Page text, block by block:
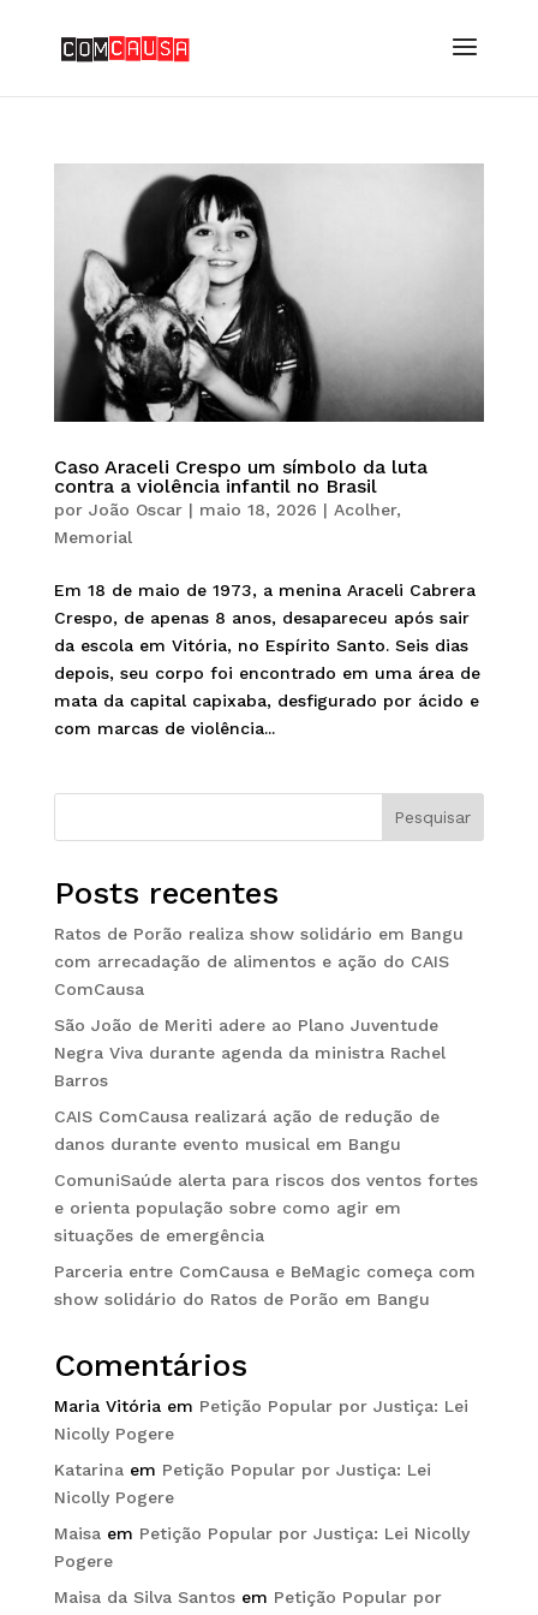
Caso Araceli Crespo um símbolo da luta
contra a violência infantil no Brasil
por João Oscar| maio 18, 2026 | Acolher,
Memorial
Em 18 de maio de 1973, a menina Araceli Cabrera
Crespo, de apenas 8 anos, desapareceu após sair
da escola em Vitória, no Espírito Santo. Seis dias
depois, seu corpo foi encontrado em uma área de
mata da capital capixaba, desfigurado por ácido e
com marcas de violência...
Pesquisar
Posts recentes
Ratos de Porão realiza show solidário em Bangu
com arrecadação de alimentos e ação do CAIS
ComCausa
São João de Meriti adere ao Plano Juventude
Negra Viva durante agenda da ministra Rachel
Barros
CAIS ComCausa realizará ação de redução de
danos durante evento musical em Bangu
ComuniSaúde alerta para riscos dos ventos fortes
e orienta população sobre como agir em
situações de emergência
Parceria entre ComCausa e BeMagic começa com
show solidário do Ratos de Porão em Bangu
Comentários
Maria Vitóriaem Petição Popular por Justiça: Lei
Nicolly Pogere
Katarinaem Petição Popular por Justiça: Lei
Nicolly Pogere
Maisaem Petição Popular por Justiça: Lei Nicolly
Pogere
Maisa da Silva Santosem Petição Popular por